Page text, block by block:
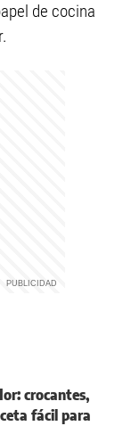
de cocina
crocantes,
fácil para